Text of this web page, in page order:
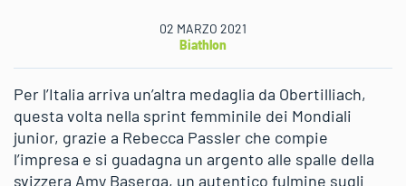
02 MARZO 2021
Biathlon
Per l’Italia arriva un’altra medaglia da Obertilliach,
questa volta nella sprint femminile dei Mondiali
junior, grazie a Rebecca Passler che compie
l’impresa e si guadagna un argento alle spalle della
svizzera Amy Baserga, un autentico fulmine sugli